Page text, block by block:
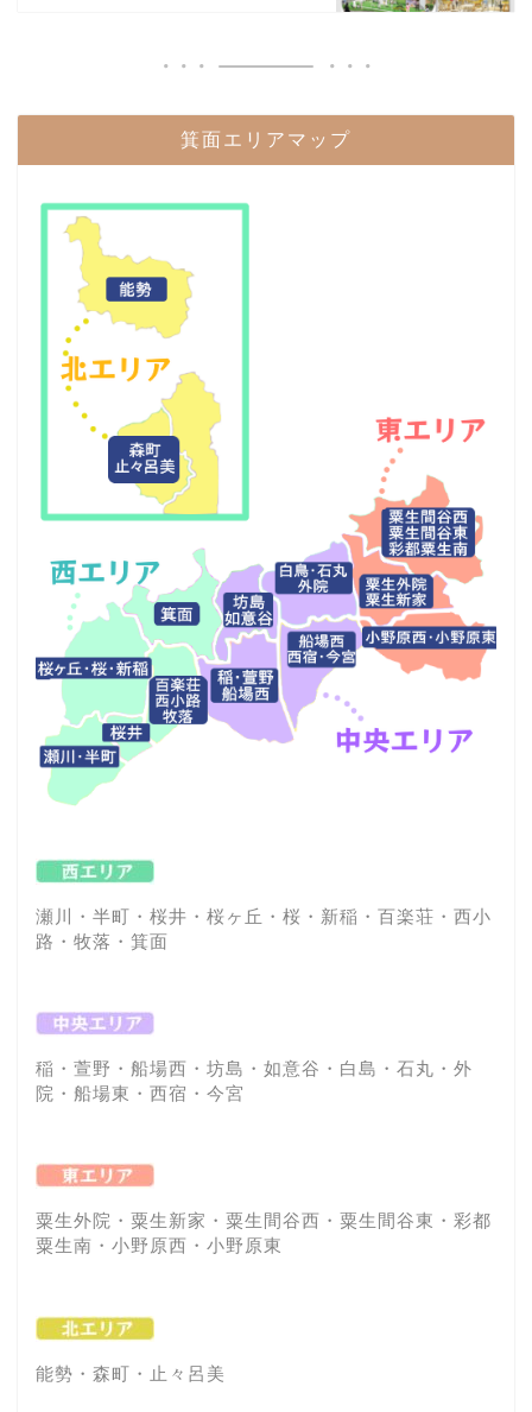
箕面エリアマップ
瀬川・半町・桜井・桜ヶ丘・桜・新稲・百楽荘・西小
路・牧落・箕面
稲・萱野・船場西・坊島・如意谷・白島・石丸・外
院・船場東・西宿・今宮
粟生外院・粟生新家・粟生間谷西・粟生間谷東・彩都
粟生南・小野原西・小野原東
能勢・森町・止々呂美